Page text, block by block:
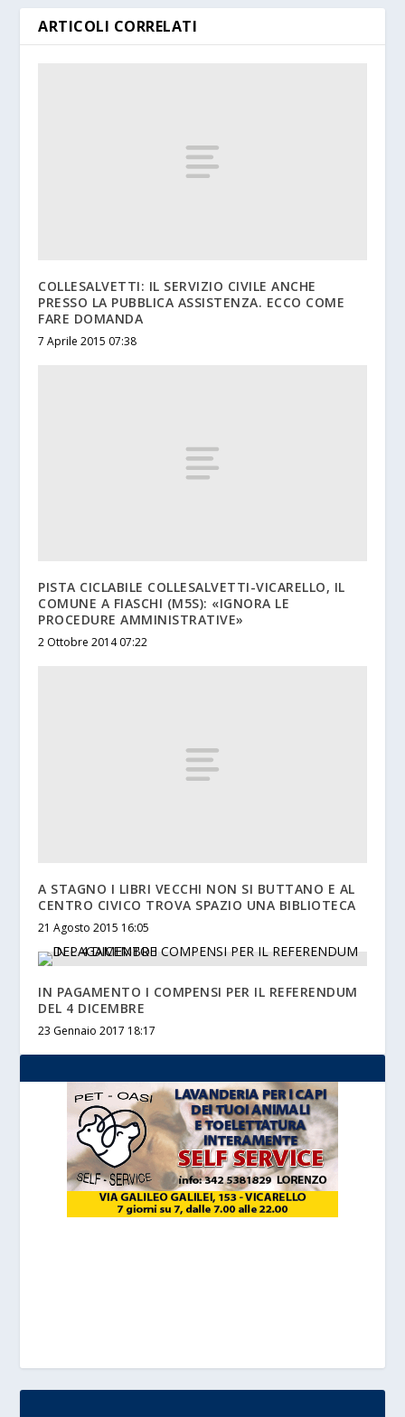
ARTICOLI CORRELATI
COLLESALVETTI: IL SERVIZIO CIVILE ANCHE
PRESSO LA PUBBLICA ASSISTENZA. ECCO COME
FARE DOMANDA
7 Aprile 2015 07:38
PISTA CICLABILE COLLESALVETTI-VICARELLO, IL
COMUNE A FIASCHI (M5S): «IGNORA LE
PROCEDURE AMMINISTRATIVE»
2 Ottobre 2014 07:22
A STAGNO I LIBRI VECCHI NON SI BUTTANO E AL
CENTRO CIVICO TROVA SPAZIO UNA BIBLIOTECA
21 Agosto 2015 16:05
IN PAGAMENTO I COMPENSI PER IL REFERENDUM
DEL 4 DICEMBRE
23 Gennaio 2017 18:17